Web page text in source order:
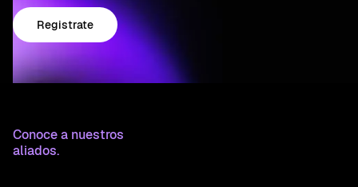
Registrate
Conoce a nuestros
aliados.